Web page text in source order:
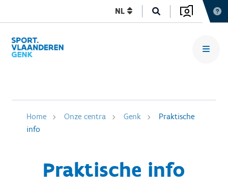
NL
Home Onze centra Genk
Praktische
info
Praktische info